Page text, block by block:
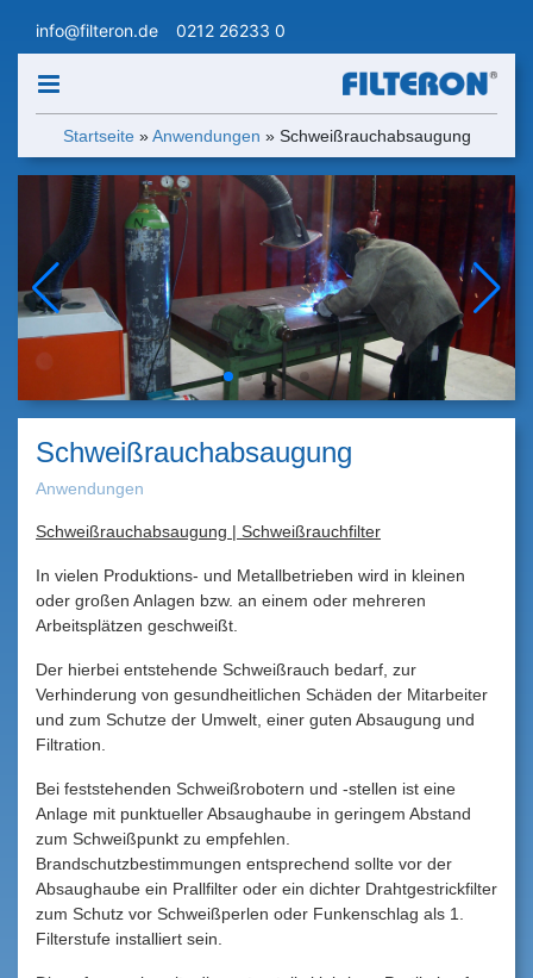
info@filteron.de 0212 26233 0
Startseite »Anwendungen » Schweißrauchabsaugung
Schweißrauchabsaugung
Anwendungen
Schweißrauchabsaugung | Schweißrauchfilter
In vielen Produktions- und Metallbetrieben wird in kleinen
oder großen Anlagen bzw. an einem oder mehreren
Arbeitsplätzen geschweißt.
Der hierbei entstehende Schweißrauch bedarf, zur
Verhinderung von gesundheitlichen Schäden der Mitarbeiter
und zum Schutze der Umwelt, einer guten Absaugung und
Filtration.
Bei feststehenden Schweißrobotern und -stellen ist eine
Anlage mit punktueller Absaughaube in geringem Abstand
zum Schweißpunkt zu empfehlen.
Brandschutzbestimmungen entsprechend sollte vor der
Absaughaube ein Prallfilter oder ein dichter Drahtgestrickfilter
zum Schutz vor Schweißperlen oder Funkenschlag als 1.
Filterstufe installiert sein.